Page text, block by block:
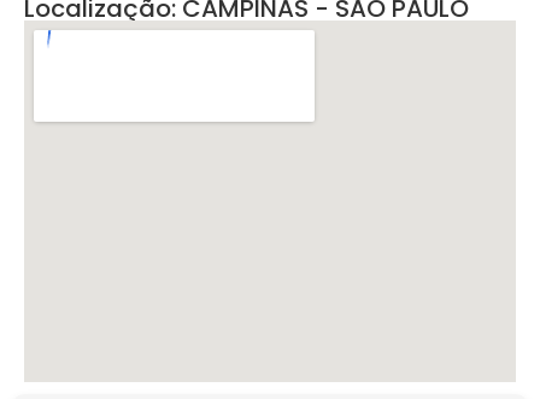
Localização: CAMPINAS - SÃO PAULO